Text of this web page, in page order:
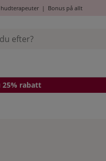
| Bonus på allt
25% rabatt